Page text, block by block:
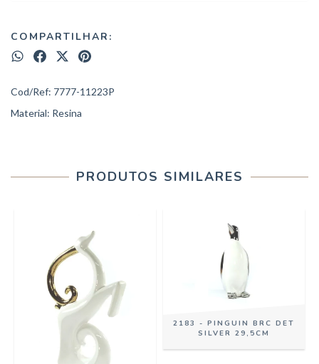
COMPARTILHAR:
Cod/Ref: 7777-11223P
Material: Resina
PRODUTOS SIMILARES
2183 - PINGUIN BRC DET
SILVER 29,5CM